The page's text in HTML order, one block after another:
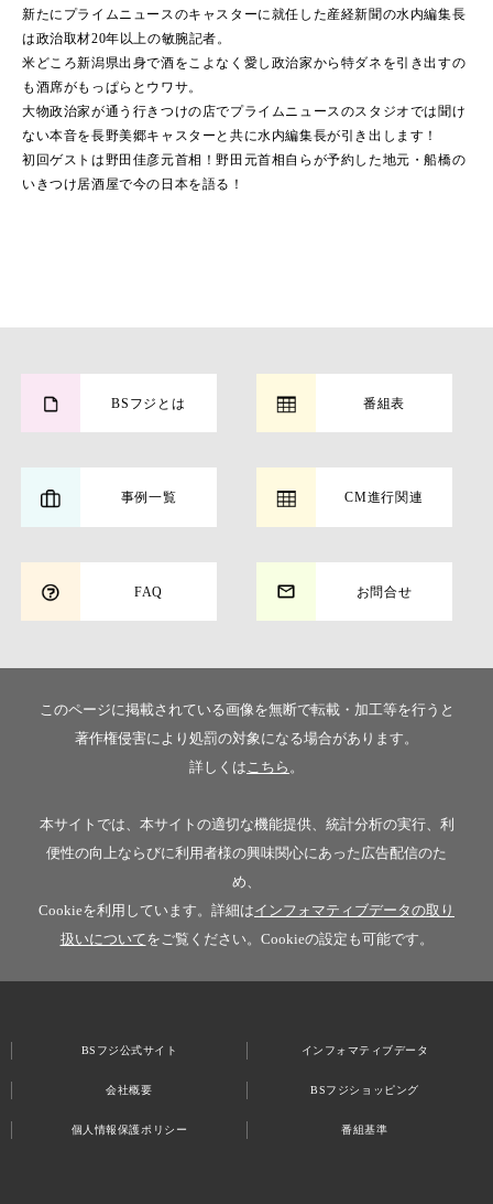
新たにプライムニュースのキャスターに就任した産経新聞の水内編集長
は政治取材20年以上の敏腕記者。
米どころ新潟県出身で酒をこよなく愛し政治家から特ダネを引き出すの
も酒席がもっぱらとウワサ。
大物政治家が通う行きつけの店でプライムニュースのスタジオでは聞け
ない本音を長野美郷キャスターと共に水内編集長が引き出します！
初回ゲストは野田佳彦元首相！野田元首相自らが予約した地元・船橋の
いきつけ居酒屋で今の日本を語る！
BSフジとは 番組表
事例一覧 CM進行関連
FAQ お問合せ
このページに掲載されている画像を無断で転載・加工等を行うと
著作権侵害により処罰の対象になる場合があります。
詳しくは こちら 。
本サイトでは、本サイトの適切な機能提供、統計分析の実行、利
便性の向上ならびに利用者様の興味関心にあった広告配信のた
め、
Cookieを利用しています。詳細はインフォマティブデータの取り
扱いについてをご覧ください。Cookieの設定も可能です。
BSフジ公式サイト
会社概要
個人情報保護ポリシー
インフォマティブデータ
BSフジショッピング
番組基準